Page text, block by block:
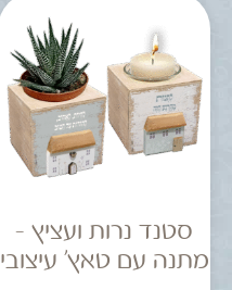
סטנד נרות ועציץ –
מתנה עם טאץ' עיצובי